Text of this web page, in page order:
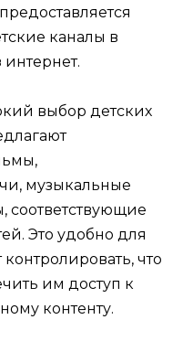
каналы в
выбор детских
музыкальные
соответствующие
Это удобно для
что
им доступ к
контенту.